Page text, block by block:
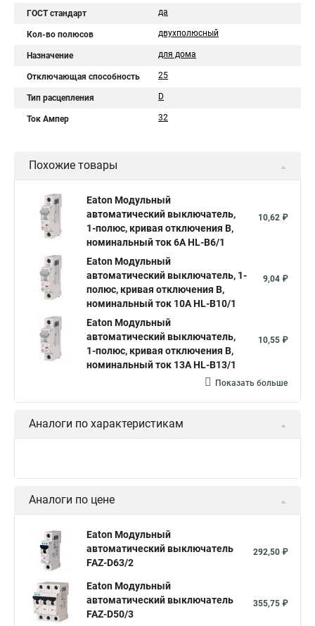
ГОСТ стандарт да
Кол-во полюсов двухполюсный
Назначение для дома
Отключающая способность 25
Тип расцепления D
Ток Ампер 32
Похожие товары
Eaton Модульный
автоматический выключатель,
1-полюс, кривая отключения B,
номинальный ток 6А HL-B6/1
10,62 ₽
Eaton Модульный
автоматический выключатель, 1-
полюс, кривая отключения B,
номинальный ток 10А HL-B10/1
9,04 ₽
Eaton Модульный
автоматический выключатель,
1-полюс, кривая отключения B,
номинальный ток 13А HL-B13/1
10,55 ₽
Показать больше
Аналоги по характеристикам
Аналоги по цене
Eaton Модульный
автоматический выключатель
FAZ-D63/2
292,50 ₽
Eaton Модульный
автоматический выключатель
FAZ-D50/3
355,75 ₽